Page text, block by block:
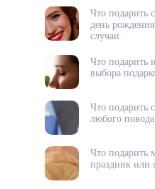
Что подарить
день
случаи
Что подарить
выбора
Что подарить
любого
Что подарить
праздник или